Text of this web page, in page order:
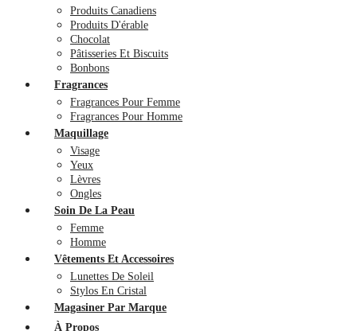
Produits Canadiens
Produits D'érable
Chocolat
Pâtisseries Et Biscuits
Bonbons
Fragrances
Fragrances Pour Femme
Fragrances Pour Homme
Maquillage
Visage
Yeux
Lèvres
Ongles
Soin De La Peau
Femme
Homme
Vêtements Et Accessoires
Lunettes De Soleil
Stylos En Cristal
Magasiner Par Marque
À Propos